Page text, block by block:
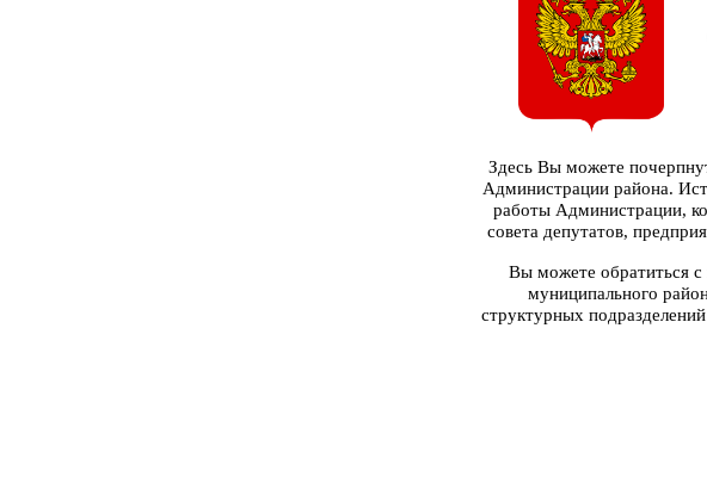
Здесь Вы можете
Администрации района.
работы Администрации,
совета депутатов,
Вы можете обратиться с
муниципального
структурных